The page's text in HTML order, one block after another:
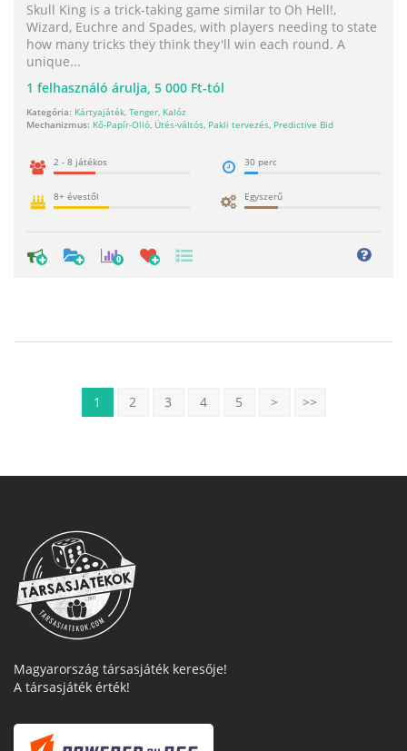
Skull King is a trick-taking game similar to Oh Hell!,
Wizard, Euchre and Spades, with players needing to state
how many tricks they think they'll win each round. A
unique...
1 felhasználó árulja, 5 000 Ft-tól
Kategória: Kártyajáték, Tenger, Kalóz
Mechanizmus: Kő-Papír-Olló, Ütés-váltós, Pakli tervezés, Predictive Bid
2 - 8 játékos 30 perc
8+ évestől Egyszerű
0
1 2 3 4 5 > >>
Magyarország társasjáték keresője!
A társasjáték érték!